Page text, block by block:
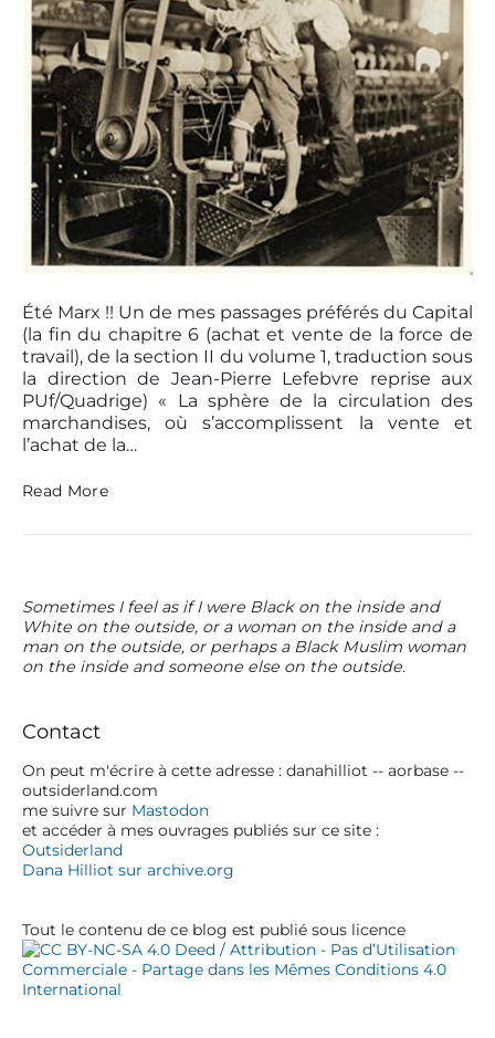
n
d
l
n
g
e
C
a
p
i
t
a
l
d
e
M
r
x
l
e
c
t
u
r
e
s
4
)
a
p
i
t
a
l
i
s
m
e
m
s
u
é
s
à
l
’
a
u
n
m
i
l
i
n
n
a
t
i
o
n
l
e
(
L
e
o
s
t
t
h
u
m
n
Été Marx !! Un de mes passages préférés du Capital
(la fin du chapitre 6 (achat et vente de la force de
travail), de la section II du volume 1, traduction sous
la direction de Jean-Pierre Lefebvre reprise aux
PUf/Quadrige) « La sphère de la circulation des
marchandises, où s’accomplissent la vente et
l’achat de la…
Read MoreL
t
a
l
d
x
:
l
e
c
t
e
s
,
é
P
r
i
m
r
y
S
i
d
e
b
Sometimes I feel as if I were Black on the inside and
White on the outside, or a woman on the inside and a
man on the outside, or perhaps a Black Muslim woman
on the inside and someone else on the outside.
Contact
On peut m'écrire à cette adresse : danahilliot -- aorbase --
outsiderland.com
me suivre sur Mastodon
et accéder à mes ouvrages publiés sur ce site :
Outsiderland
Dana Hilliot sur archive.org
Tout le contenu de ce blog est publié sous licence